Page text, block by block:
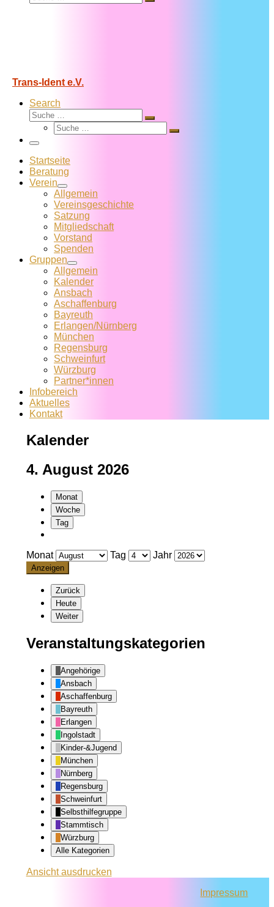
Suche
Trans-Ident e.V.
Search
Suche
Suche
Suche
Suche
Menü
Startseite
Beratung
Verein
Allgemein
Vereins­geschichte
Satzung
Mitglied­schaft
Vorstand
Spenden
Gruppen
Allgemein
Kalender
Ansbach
Aschaffenburg
Bayreuth
Erlangen/Nürnberg
München
Regensburg
Schweinfurt
Würzburg
Partner*innen
Infobereich
Aktuelles
Kontakt
Kalender
4. August 2026
Monat
Woche
Tag
Monat Tag Jahr
Zurück
Heute
Weiter
Veranstaltungskategorien
Angehörige
Ansbach
Aschaffenburg
Bayreuth
Erlangen
Ingolstadt
Kinder-&Jugend
München
Nürnberg
Regensburg
Schweinfurt
Selbsthilfegruppe
Stammtisch
Würzburg
Alle Kategorien
Ansichtausdrucken
Impressum